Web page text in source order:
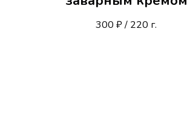
300 ₽ / 220 г.